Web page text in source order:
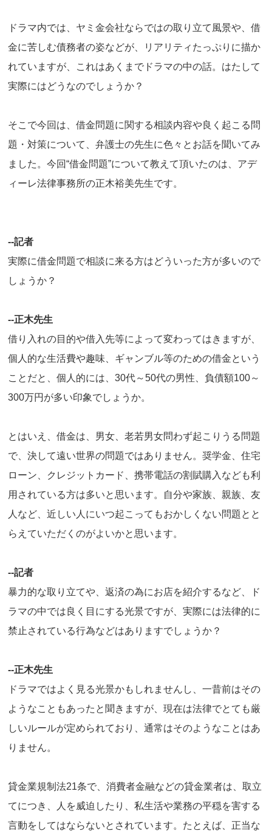
ドラマ内では、ヤミ金会社ならではの取り立て風景や、借
金に苦しむ債務者の姿などが、リアリティたっぷりに描か
れていますが、これはあくまでドラマの中の話。はたして
実際にはどうなのでしょうか？
そこで今回は、借金問題に関する相談内容や良く起こる問
題・対策について、弁護士の先生に色々とお話を聞いてみ
ました。今回“借金問題”について教えて頂いたのは、アデ
ィーレ法律事務所の正木裕美先生です。
--記者
実際に借金問題で相談に来る方はどういった方が多いので
しょうか？
--正木先生
借り入れの目的や借入先等によって変わってはきますが、
個人的な生活費や趣味、ギャンブル等のための借金という
ことだと、個人的には、30代～50代の男性、負債額100～
300万円が多い印象でしょうか。
とはいえ、借金は、男女、老若男女問わず起こりうる問題
で、決して遠い世界の問題ではありません。奨学金、住宅
ローン、クレジットカード、携帯電話の割賦購入なども利
用されている方は多いと思います。自分や家族、親族、友
人など、近しい人にいつ起こってもおかしくない問題とと
らえていただくのがよいかと思います。
--記者
暴力的な取り立てや、返済の為にお店を紹介するなど、ド
ラマの中では良く目にする光景ですが、実際には法律的に
禁止されている行為などはありますでしょうか？
--正木先生
ドラマではよく見る光景かもしれませんし、一昔前はその
ようなこともあったと聞きますが、現在は法律でとても厳
しいルールが定められており、通常はそのようなことはあ
りません。
貸金業規制法21条で、消費者金融などの貸金業者は、取立
てにつき、人を威迫したり、私生活や業務の平穏を害する
言動をしてはならないとされています。たとえば、正当な